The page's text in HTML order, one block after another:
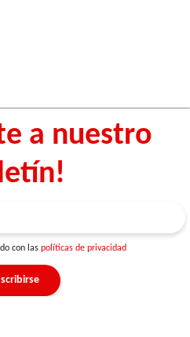
a nuestro
con las políticas de privacidad